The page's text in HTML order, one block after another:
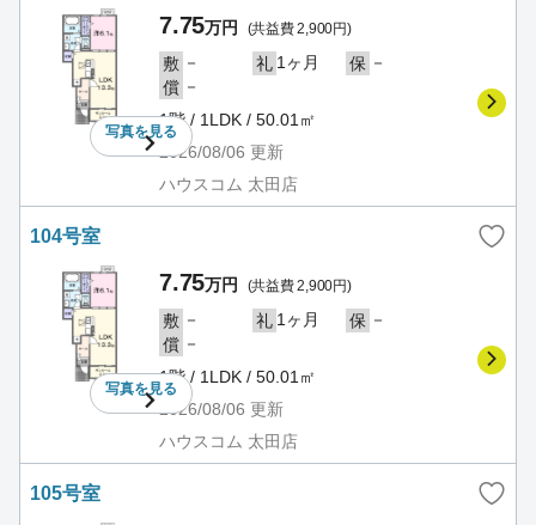
写真を見る
7.75万円 (共益費 2,900円)
敷 － 礼 1ヶ月 保 －
償 －
1階 / 1LDK / 50.01㎡
2026/08/06 更新
ハウスコム 太田店
104号室
写真を見る
7.75万円 (共益費 2,900円)
敷 － 礼 1ヶ月 保 －
償 －
1階 / 1LDK / 50.01㎡
2026/08/06 更新
ハウスコム 太田店
105号室